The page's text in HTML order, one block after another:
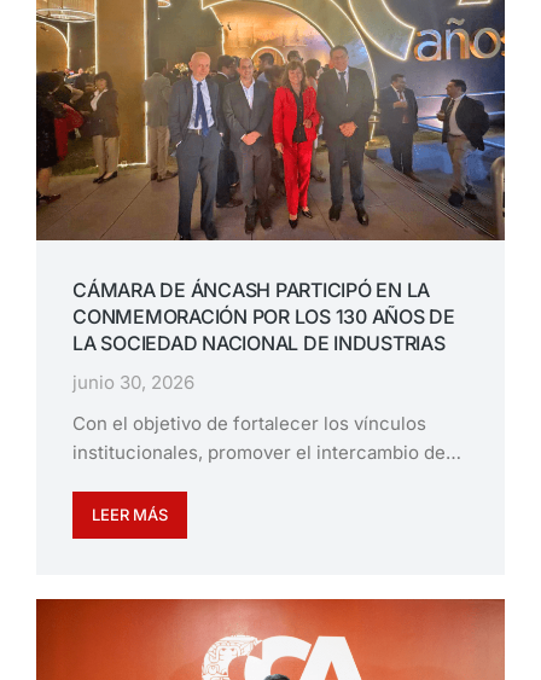
CÁMARA DE ÁNCASH PARTICIPÓ EN LA
CONMEMORACIÓN POR LOS 130 AÑOS DE
LA SOCIEDAD NACIONAL DE INDUSTRIAS
junio 30, 2026
Con el objetivo de fortalecer los vínculos
institucionales, promover el intercambio de…
LEER MÁS